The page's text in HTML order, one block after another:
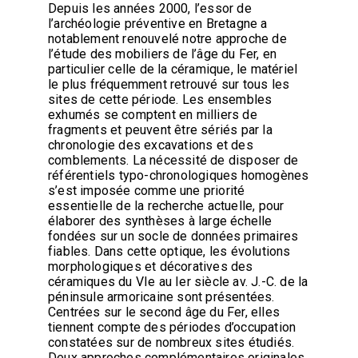
Depuis les années 2000, l’essor de
l’archéologie préventive en Bretagne a
notablement renouvelé notre approche de
l’étude des mobiliers de l’âge du Fer, en
particulier celle de la céramique, le matériel
le plus fréquemment retrouvé sur tous les
sites de cette période. Les ensembles
exhumés se comptent en milliers de
fragments et peuvent être sériés par la
chronologie des excavations et des
comblements. La nécessité de disposer de
référentiels typo-chronologiques homogènes
s’est imposée comme une priorité
essentielle de la recherche actuelle, pour
élaborer des synthèses à large échelle
fondées sur un socle de données primaires
fiables. Dans cette optique, les évolutions
morphologiques et décoratives des
céramiques du VIe au Ier siècle av. J.-C. de la
péninsule armoricaine sont présentées.
Centrées sur le second âge du Fer, elles
tiennent compte des périodes d’occupation
constatées sur de nombreux sites étudiés.